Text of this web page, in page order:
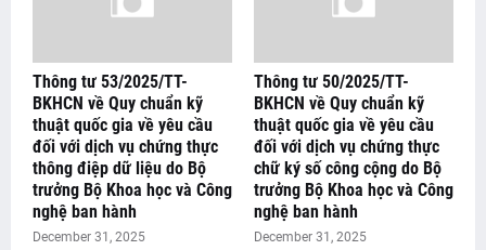
Thông tư 53/2025/TT-
BKHCN về Quy chuẩn kỹ
thuật quốc gia về yêu cầu
đối với dịch vụ chứng thực
thông điệp dữ liệu do Bộ
trưởng Bộ Khoa học và Công
nghệ ban hành
December 31, 2025
Thông tư 50/2025/TT-
BKHCN về Quy chuẩn kỹ
thuật quốc gia về yêu cầu
đối với dịch vụ chứng thực
chữ ký số công cộng do Bộ
trưởng Bộ Khoa học và Công
nghệ ban hành
December 31, 2025